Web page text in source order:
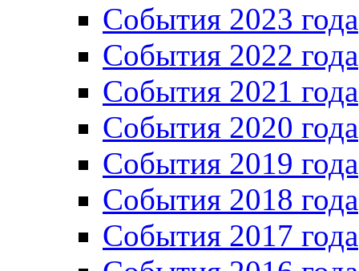
События 2023 года
Cобытия 2022 года
Cобытия 2021 года
События 2020 года
События 2019 года
События 2018 года
События 2017 года